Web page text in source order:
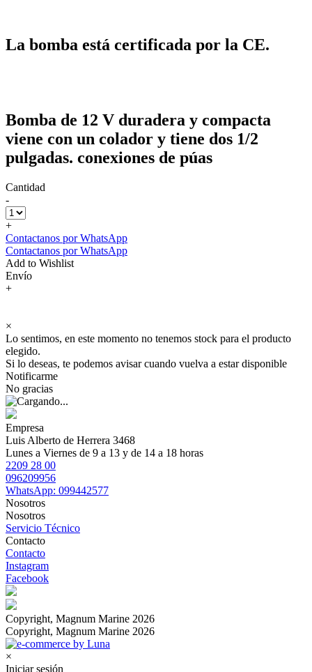
La bomba está certificada por la CE.
Bomba de 12 V duradera y compacta
viene con un colador y tiene dos 1/2
pulgadas. conexiones de púas
Cantidad
-
+
Contactanos por WhatsApp
Contactanos por WhatsApp
Add to Wishlist
Envío
+
×
Lo sentimos, en este momento no tenemos stock para el producto
elegido.
Si lo deseas, te podemos avisar cuando vuelva a estar disponible
Notificarme
No gracias
Empresa
Luis Alberto de Herrera 3468
Lunes a Viernes de 9 a 13 y de 14 a 18 horas
2209 28 00
096209956
WhatsApp: 099442577
Nosotros
Nosotros
Servicio Técnico
Contacto
Contacto
Instagram
Facebook
Copyright, Magnum Marine 2026
Copyright, Magnum Marine 2026
×
Iniciar sesión